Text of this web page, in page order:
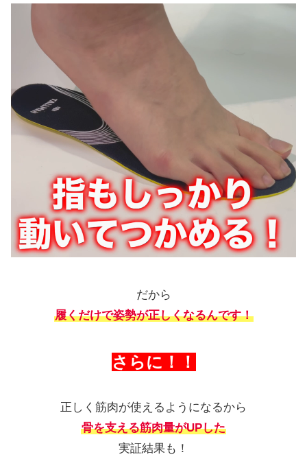
だから
履くだけで姿勢が正しくなるんです！
さらに！！
正しく筋肉が使えるようになるから
骨を支える筋肉量がUPした
実証結果も！